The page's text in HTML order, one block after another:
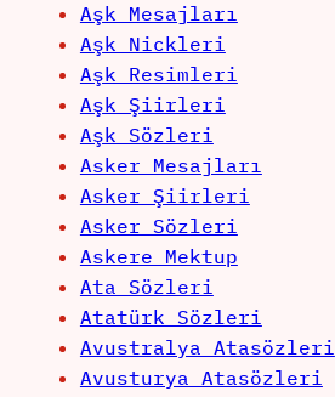
Aşk Mesajları
Aşk Nickleri
Aşk Resimleri
Aşk Şiirleri
Aşk Sözleri
Asker Mesajları
Asker Şiirleri
Asker Sözleri
Askere Mektup
Ata Sözleri
Atatürk Sözleri
Avustralya Atasözleri
Avusturya Atasözleri